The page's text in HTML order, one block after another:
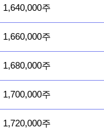
1,640,000주
1,660,000주
1,680,000주
1,700,000주
1,720,000주